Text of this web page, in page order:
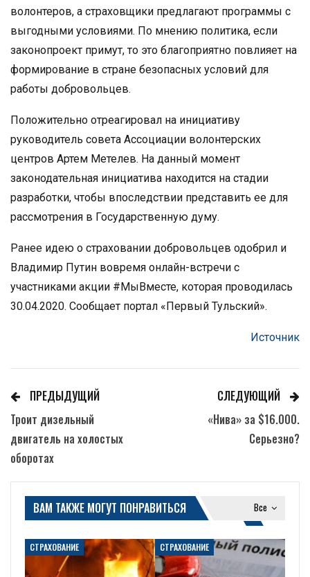
волонтеров, а страховщики предлагают программы с
выгодными условиями. По мнению политика, если
законопроект примут, то это благоприятно повлияет на
формирование в стране безопасных условий для
работы добровольцев.
Положительно отреагировал на инициативу
руководитель совета Ассоциации волонтерских
центров Артем Метелев. На данный момент
законодательная инициатива находится на стадии
разработки, чтобы впоследствии представить ее для
рассмотрения в Государственную думу.
Ранее идею о страховании добровольцев одобрил и
Владимир Путин вовремя онлайн-встречи с
участниками акции #МыВместе, которая проводилась
30.04.2020. Сообщает портал «Первый Тульский».
Источник
ПРЕДЫДУЩИЙ
Троит дизельный
двигатель на холостых
оборотах
СЛЕДУЮЩИЙ
«Нива» за $16.000.
Серьезно?
Все
ВАМ ТАКЖЕ МОГУТ ПОНРАВИТЬСЯ
СТРАХОВАНИЕ СТРАХОВАНИЕ